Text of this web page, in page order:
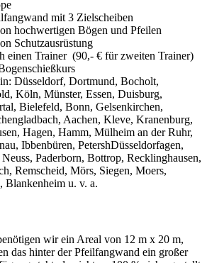
mit 3 Zielscheiben
hochwertigen Bögen und Pfeilen
Schutzausrüstung
einen Trainer (90,- € für zweiten Trainer)
Düsseldorf, Dortmund, Bocholt,
Köln, Münster, Essen, Duisburg,
Bielefeld, Bonn, Gelsenkirchen,
Aachen, Kleve, Kranenburg,
Hagen, Hamm, Mülheim an der Ruhr,
Ibbenbüren, PetershDüsseldorfagen,
Paderborn, Bottrop, Recklinghausen,
Remscheid, Mörs, Siegen, Moers,
Blankenheim u. v. a.
wir ein Areal von 12 m x 20 m,
das hinter der Pfeilfangwand ein großer